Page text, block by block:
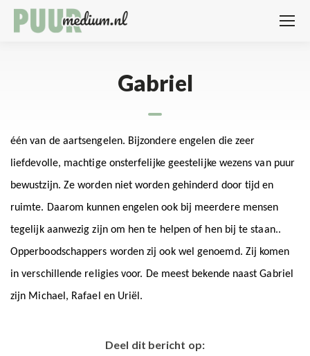
Gabriel
één van de aartsengelen. Bijzondere engelen die zeer
liefdevolle, machtige onsterfelijke geestelijke wezens van puur
bewustzijn. Ze worden niet worden gehinderd door tijd en
ruimte. Daarom kunnen engelen ook bij meerdere mensen
tegelijk aanwezig zijn om hen te helpen of hen bij te staan..
Opperboodschappers worden zij ook wel genoemd. Zij komen
in verschillende religies voor. De meest bekende naast Gabriel
zijn Michael, Rafael en Uriël.
Deel dit bericht op: